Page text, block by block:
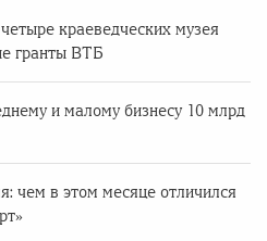
краеведческих музея
гранты ВТБ
и малому бизнесу 10 млрд
чем в этом месяце отличился